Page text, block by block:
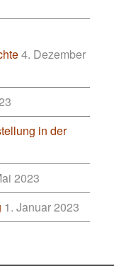
4. Dezember
in der
2023
1. Januar 2023